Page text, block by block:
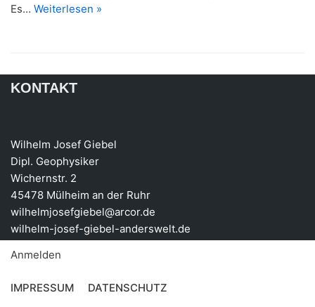
Es… Weiterlesen »
KONTAKT
Wilhelm Josef Giebel
Dipl. Geophysiker
Wichernstr. 2
45478 Mülheim an der Ruhr
wilhelmjosefgiebel@arcor.de
wilhelm-josef-giebel-anderswelt.de
Anmelden
IMPRESSUM DATENSCHUTZ